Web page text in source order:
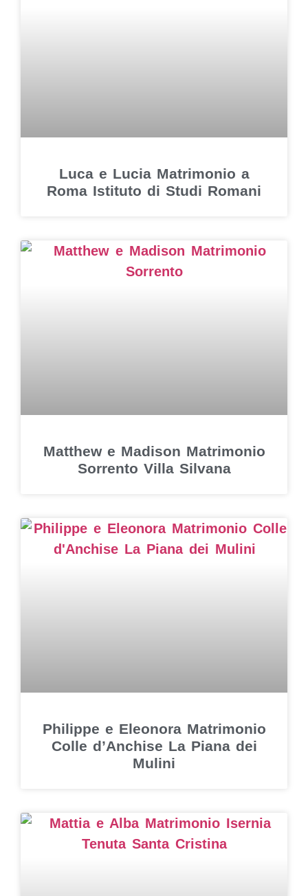
Luca e Lucia Matrimonio a
Roma Istituto di Studi Romani
Matthew e Madison Matrimonio
Sorrento Villa Silvana
Philippe e Eleonora Matrimonio
Colle d’Anchise La Piana dei
Mulini